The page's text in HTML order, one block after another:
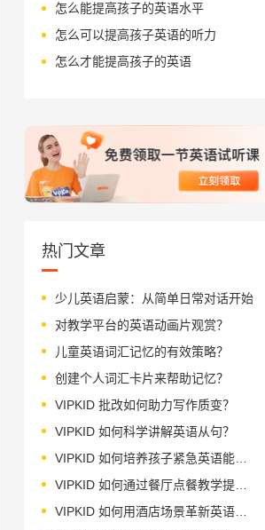
怎么能提高孩子的英语水平
怎么可以提高孩子英语的听力
怎么才能提高孩子的英语
热门文章
少儿英语启蒙：从简单日常对话开始
对教学平台的英语动画片观赏？
儿童英语词汇记忆的有效策略？
创建个人词汇卡片来帮助记忆？
VIPKID 批改如何助力写作质变？
VIPKID 如何科学讲解英语从句？
VIPKID 如何培养孩子紧急英语能力？
VIPKID 如何通过餐厅点餐教学提升少儿英语应用能力？
VIPKID 如何用酒店场景革新英语教学？